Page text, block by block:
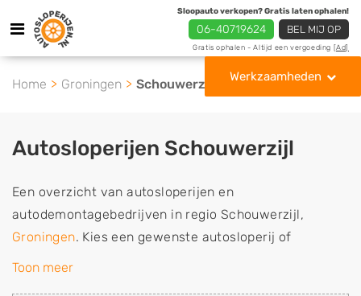
Sloopauto verkopen? Gratis laten ophalen!
06-40719624 BEL MIJ OP
Gratis ophalen - Altijd een vergoeding [Ad]
Werkzaamheden
Home Groningen Schouwerzijl
Autosloperijen Schouwerzijl
Een overzicht van autosloperijen en
autodemontagebedrijven in regio Schouwerzijl,
Groningen. Kies een gewenste autosloperij of
autosloop uit de lijst die gespecialiseerd is in de
Toon meer